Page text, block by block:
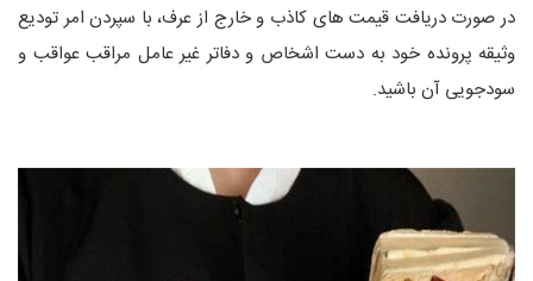
در صورت دریافت قیمت های کاذب و خارج از عرف، با سپردن امر تودیع
وثیقه پرونده خود به دست اشخاص و دفاتر غیر عامل مراقب عواقب و
سودجویی آن باشید.